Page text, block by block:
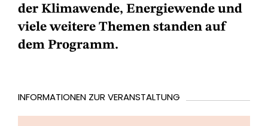
der Klimawende, Energiewende und
viele weitere Themen standen auf
dem Programm.
INFORMATIONEN ZUR VERANSTALTUNG